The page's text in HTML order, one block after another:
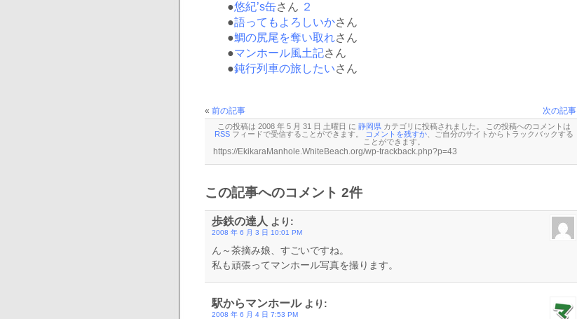
●悠紀’s缶さん ２
●語ってもよろしいかさん
●鯛の尻尾を奪い取れさん
●マンホール風土記さん
●鈍行列車の旅したいさん
« 前の記事 次の記事
この投稿は 2008 年 5 月 31 日 土曜日 に 静岡県 カテゴリに投稿されました。 この投稿へのコメントは
RSS フィードで受信することができます。 コメントを残すか 、ご自分のサイトから トラックバックする
ことができます。
この記事へのコメント 2件
歩鉄の達人 より:
2008 年 6 月 3 日 10:01 PM
ん～茶摘み娘、すごいですね。
私も頑張ってマンホール写真を撮ります。
駅からマンホールより:
2008 年 6 月 4 日 7:53 PM